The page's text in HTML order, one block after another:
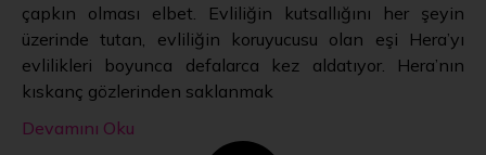
çapkın olması elbet. Evliliğin kutsallığını her şeyin
üzerinde tutan, evliliğin koruyucusu olan eşi Hera’yı
evlilikleri boyunca defalarca kez aldatıyor. Hera’nın
kıskanç gözlerinden saklanmak
Devamını Oku